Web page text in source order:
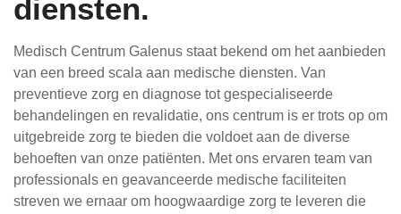
diensten.
Medisch Centrum Galenus staat bekend om het aanbieden
van een breed scala aan medische diensten. Van
preventieve zorg en diagnose tot gespecialiseerde
behandelingen en revalidatie, ons centrum is er trots op om
uitgebreide zorg te bieden die voldoet aan de diverse
behoeften van onze patiënten. Met ons ervaren team van
professionals en geavanceerde medische faciliteiten
streven we ernaar om hoogwaardige zorg te leveren die